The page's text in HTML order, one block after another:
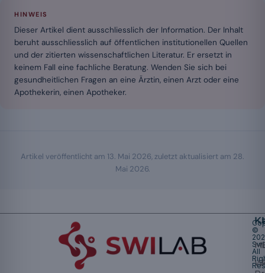
HINWEIS
Dieser Artikel dient ausschliesslich der Information. Der Inhalt
beruht ausschliesslich auf öffentlichen institutionellen Quellen
und der zitierten wissenschaftlichen Literatur. Er ersetzt in
keinem Fall eine fachliche Beratung. Wenden Sie sich bei
gesundheitlichen Fragen an eine Ärztin, einen Arzt oder eine
Apothekerin, einen Apotheker.
Artikel veröffentlicht am 13. Mai 2026, zuletzt aktualisiert am 28.
Mai 2026.
©
All